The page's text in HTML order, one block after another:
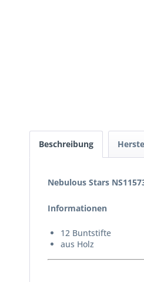
Beschreibung
Nebulous Stars
Informationen
12 Buntstifte
aus Holz